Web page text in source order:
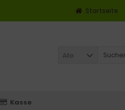
Startseite
Alle
Kasse